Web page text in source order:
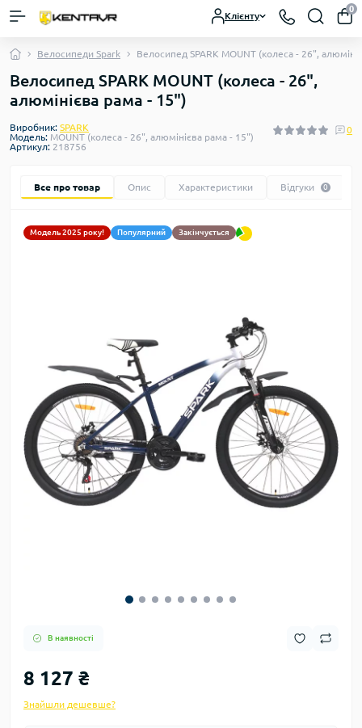
Клієнту
0
Велосипеди Spark Велосипед SPARK MOUNT (колеса - 26",
Велосипед SPARK MOUNT (колеса - 26",
алюмінієва рама - 15")
Виробник: SPARK
Модель: MOUNT (колеса - 26", алюмінієва рама - 15")
Артикул: 218756
0
Все про товар Опис Характеристики Відгуки 0
Модель 2025 року! Популярний Закінчується
В наявності
8 127 ₴
Знайшли дешевше?